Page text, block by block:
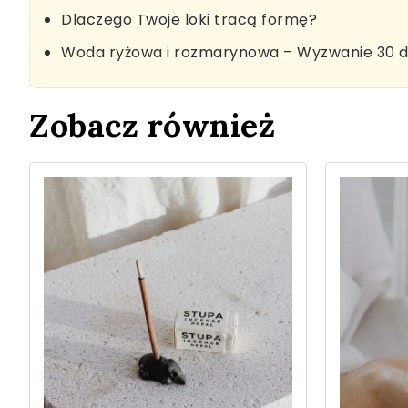
Dlaczego Twoje loki tracą formę?
Woda ryżowa i rozmarynowa – Wyzwanie 30
Zobacz również